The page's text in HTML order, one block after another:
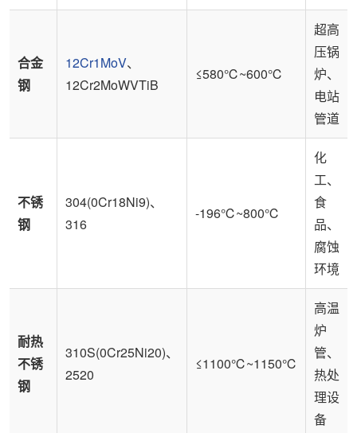
合金
钢
12Cr1MoV、
12Cr2MoWVTiB
≤580℃~600℃
超高
压锅
炉、
电站
管道
不锈
钢
304(0Cr18Ni9)、
316
-196℃~800℃
化
工、
食
品、
腐蚀
环境
耐热
不锈
钢
310S(0Cr25Ni20)、
2520
≤1100℃~1150℃
高温
炉
管、
热处
理设
备